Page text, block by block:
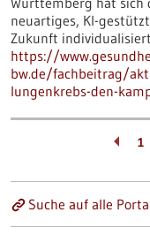
neuartiges, KI-
Zukunft
https://
bw.de/fachbeitrag/
lungenkrebs-den-
1
Suche auf alle